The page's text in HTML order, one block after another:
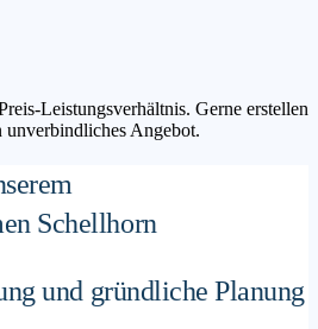
Leistungsverhältnis. Gerne erstellen
Angebot.
Schellhorn
und gründliche Planung